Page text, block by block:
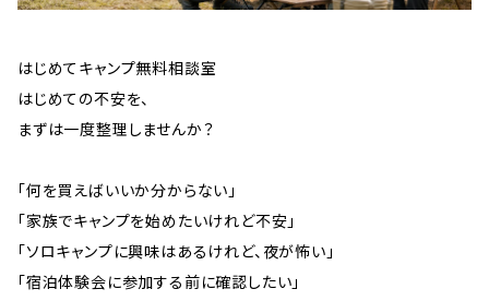
はじめてキャンプ無料相談室
はじめての不安を、
まずは一度整理しませんか？
「何を買えばいいか分からない」
「家族でキャンプを始めたいけれど不安」
「ソロキャンプに興味はあるけれど、夜が怖い」
「宿泊体験会に参加する前に確認したい」